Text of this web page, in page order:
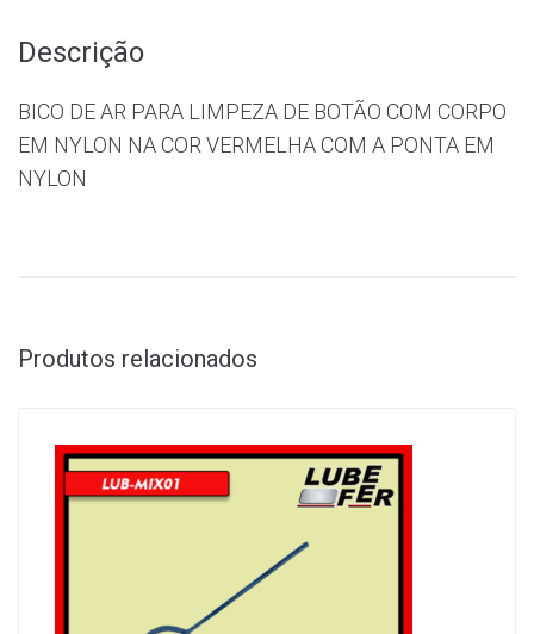
Descrição
BICO DE AR PARA LIMPEZA DE BOTÃO COM CORPO
EM NYLON NA COR VERMELHA COM A PONTA EM
NYLON
Produtos relacionados